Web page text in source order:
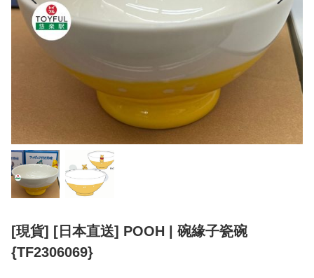
[現貨] [日本直送] POOH | 碗緣子瓷碗
{TF2306069}